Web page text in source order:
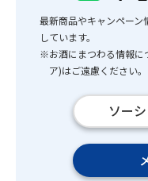
最新商品やキャンペーン
しています。
※お酒にまつわる情報に
ア)はご遠慮ください。
ソー